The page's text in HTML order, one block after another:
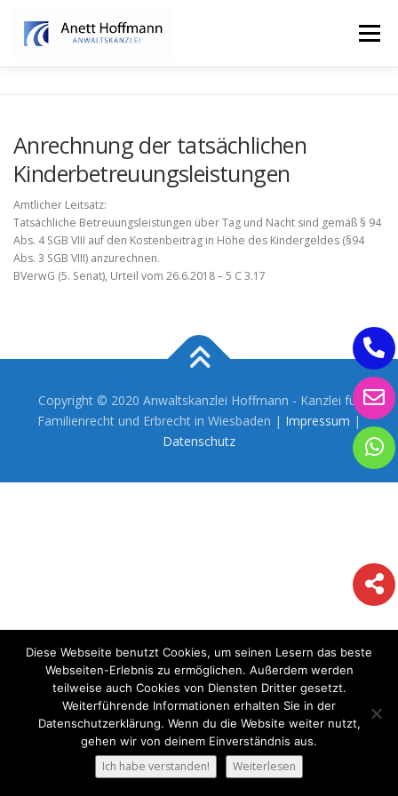
Inhalt
springen
Menü
ERBRECHT
Anrechnung der tatsächlichen
Kinderbetreuungsleistungen
Amtlicher Leitsatz:
Tatsächliche Betreuungsleistungen über Tag und Nacht sind gemäß § 94
Abs. 4 SGB VIII auf den Kostenbeitrag in Höhe des Kindergeldes (§94
Abs. 3 SGB VIII) anzurechnen.
BVerwG (5. Senat), Urteil vom 26.6.2018 – 5 C 3.17
Copyright © 2020 Anwaltskanzlei Hoffmann - Kanzlei für
Familienrecht und Erbrecht in Wiesbaden | Impressum |
Datenschutz
Diese Webseite benutzt Cookies, um seinen Lesern das beste
Webseiten-Erlebnis zu ermöglichen. Außerdem werden
teilweise auch Cookies von Diensten Dritter gesetzt.
Weiterführende Informationen erhalten Sie in der
Datenschutzerklärung. Wenn du die Website weiter nutzt,
gehen wir von deinem Einverständnis aus.
Ich habe verstanden! Weiterlesen